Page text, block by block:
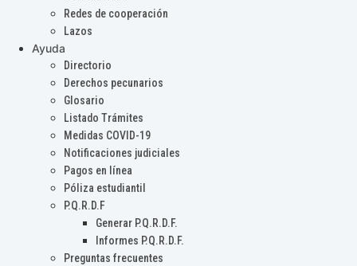
Redes de cooperación
Lazos
Ayuda
Directorio
Derechos pecunarios
Glosario
Listado Trámites
Medidas COVID-19
Notificaciones judiciales
Pagos en línea
Póliza estudiantil
P.Q.R.D.F
Generar P.Q.R.D.F.
Informes P.Q.R.D.F.
Preguntas frecuentes